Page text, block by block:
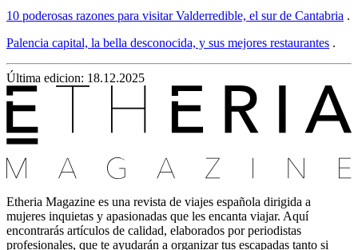
10 poderosas razones para visitar Valderredible, el sur de Cantabria .
Palencia capital, la bella desconocida, y sus mejores restaurantes .
Última edicion: 18.12.2025
Etheria Magazine es una revista de viajes española dirigida a
mujeres inquietas y apasionadas que les encanta viajar. Aquí
encontrarás artículos de calidad, elaborados por periodistas
profesionales, que te ayudarán a organizar tus escapadas tanto si